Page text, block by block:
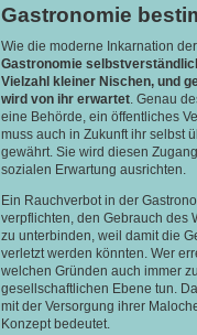
Gastronomie
Wie die moderne Inkarnation
Gastronomie
Vielzahl kleiner Nischen, und
wird von ihr erwartet. Genau
eine Behörde, ein öffentliches
muss auch in Zukunft ihr selbst
gewährt. Sie wird diesen
sozialen Erwartung ausrichten.
Ein Rauchverbot in der
verpflichten, den Gebrauch des
zu unterbinden, weil damit die
verletzt werden könnten. Wer
welchen Gründen auch immer
gesellschaftlichen Ebene tun.
mit der Versorgung ihrer
Konzept bedeutet.